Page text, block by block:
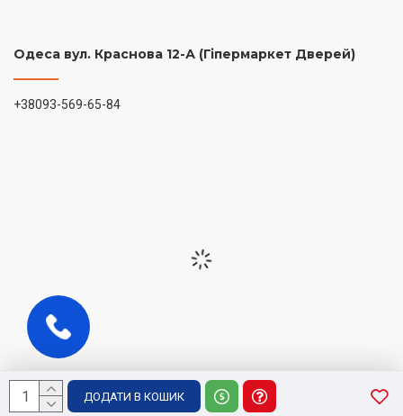
ДОДАТИ В КОШИК
Одеса вул. Краснова 12-А (Гіпермаркет Дверей)
+38093-569-65-84